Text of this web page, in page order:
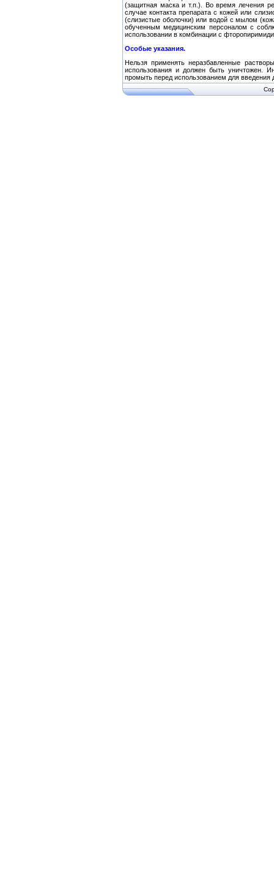
(защитная маска и т.п.). Во время лечения
случае контакта препарата с кожей или
(слизистые оболочки) или водой с мылом
обученным медицинским персоналом с
использовании в комбинации с
Особые указания.
Нельзя применять неразбавленные
использования и должен быть уничтожен.
промыть перед использованием для введения